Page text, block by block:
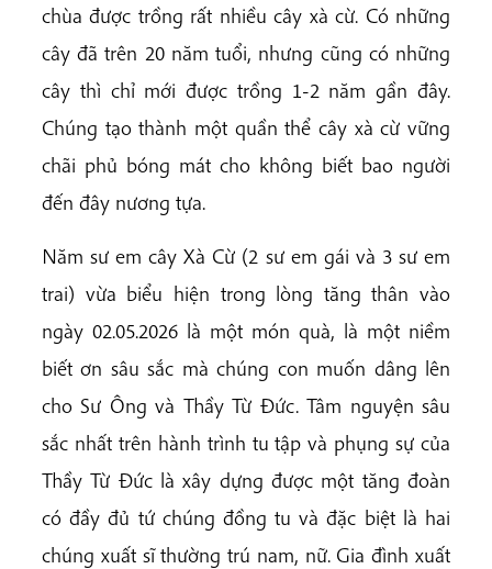
chùa được trồng rất nhiều cây xà cừ. Có những
cây đã trên 20 năm tuổi, nhưng cũng có những
cây thì chỉ mới được trồng 1-2 năm gần đây.
Chúng tạo thành một quần thể cây xà cừ vững
chãi phủ bóng mát cho không biết bao người
đến đây nương tựa.
Năm sư em cây Xà Cừ (2 sư em gái và 3 sư em
trai) vừa biểu hiện trong lòng tăng thân vào
ngày 02.05.2026 là một món quà, là một niềm
biết ơn sâu sắc mà chúng con muốn dâng lên
cho Sư Ông và Thầy Từ Đức. Tâm nguyện sâu
sắc nhất trên hành trình tu tập và phụng sự của
Thầy Từ Đức là xây dựng được một tăng đoàn
có đầy đủ tứ chúng đồng tu và đặc biệt là hai
chúng xuất sĩ thường trú nam, nữ. Gia đình xuất